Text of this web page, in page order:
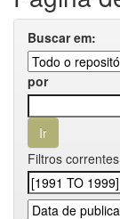
Buscar em:
por
Filtros